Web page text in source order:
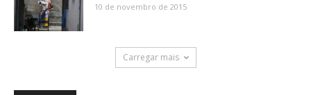
10 de novembro de 2015
Carregar mais